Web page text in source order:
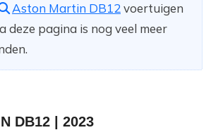
Aston Martin DB12 voertuigen
deze pagina is nog veel meer
DB12 | 2023